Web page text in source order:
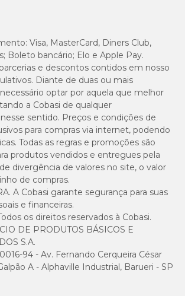
Visa, MasterCard, Diners Club,
Boleto bancário; Elo e Apple Pay.
e descontos contidos em nosso
Diante de duas ou mais
optar por aquela que melhor
a Cobasi de qualquer
sentido. Preços e condições de
para compras via internet, podendo
Todas as regras e promoções são
produtos vendidos e entregues pela
divergência de valores no site, o valor
de compras.
A Cobasi garante segurança para suas
e financeiras.
os direitos reservados à Cobasi.
DE PRODUTOS BÁSICOS E
S.A.
94 - Av. Fernando Cerqueira César
A - Alphaville Industrial, Barueri - SP